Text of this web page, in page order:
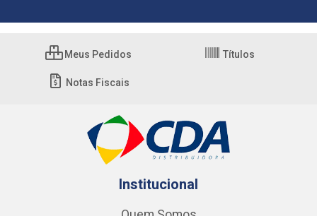
Meus Pedidos Títulos
Notas Fiscais
Institucional